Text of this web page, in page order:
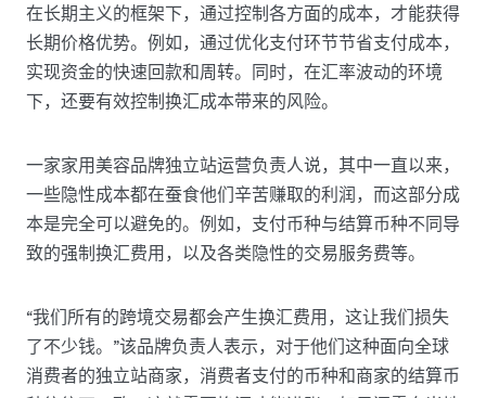
在长期主义的框架下，通过控制各方面的成本，才能获得
长期价格优势。例如，通过优化支付环节节省支付成本，
实现资金的快速回款和周转。同时，在汇率波动的环境
下，还要有效控制换汇成本带来的风险。
一家家用美容品牌独立站运营负责人说，其中一直以来，
一些隐性成本都在蚕食他们辛苦赚取的利润，而这部分成
本是完全可以避免的。例如，支付币种与结算币种不同导
致的强制换汇费用，以及各类隐性的交易服务费等。
“我们所有的跨境交易都会产生换汇费用，这让我们损失
了不少钱。”该品牌负责人表示，对于他们这种面向全球
消费者的独立站商家，消费者支付的币种和商家的结算币